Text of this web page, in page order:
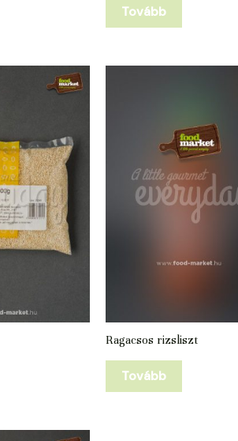
Tovább
Ragacsos rizsliszt
Tovább